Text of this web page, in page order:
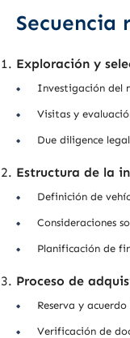
Secuencia
Exploración y
Investigación del
Visitas y
Due diligence
Estructura de la
Definición de
Consideraciones
Planificación de
Proceso de
Reserva y
Verificación de